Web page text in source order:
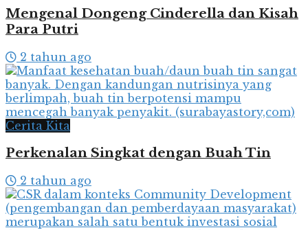
Mengenal Dongeng Cinderella dan Kisah
Para Putri
2 tahun ago
Cerita Kita
Perkenalan Singkat dengan Buah Tin
2 tahun ago